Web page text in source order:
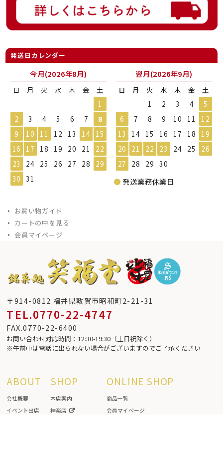
発送日カレンダー
今月(2026年8月)
日 月 火 水 木 金
土
1
2
3 4 5 6 7
8
9
10 11 12 13 14 15
16
17 18 19 20 21
22
23
24 25 26 27 28
29
30
31
翌月(2026年9月)
日 月 火 水 木 金
土
1
2 3 4
5
6
7 8 9 10 11
12
13
14 15 16 17 18
19
20
21 22 23 24 25
26
27
28 29 30
● 発送業務休業日
・ お買い物ガイド
・ カートの中を見る
・ 会員マイページ
〒914-0812 福井県敦賀市昭和町2-21-31
TEL.0770-22-4747
FAX.0770-22-6400
お問い合わせ対応時間：12:30-19:30（土日祝除く）
※午前中は電話に出られない場合がございますのでご了承ください
ABOUT
会社概要
イベント出店
SHOP
本店案内
神楽店
ONLINE SHOP
商品一覧
会員マイページ